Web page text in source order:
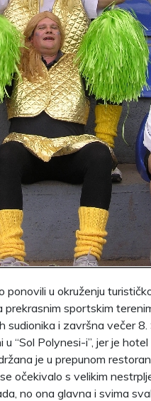
ponovili u okruženju
prekrasnim sportskim
sudionika i završna večer
“Sol Polynesi-i”, jer je
je u prepunom
očekivalo s velikim
no ona glavna i svima